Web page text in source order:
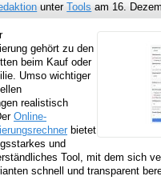
unterTools am 16.
gehört zu den
beim Kauf oder
Umso wichtiger
realistisch
Online-
bietet
und
Tool, mit dem sich
schnell und transparent